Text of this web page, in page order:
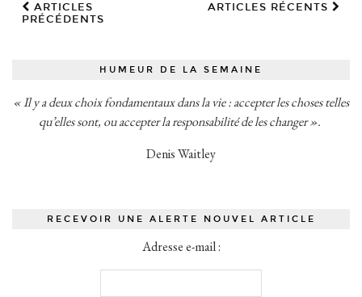
ARTICLES
PRÉCÉDENTS
ARTICLES RÉCENTS
HUMEUR DE LA SEMAINE
« Il y a deux choix fondamentaux dans la vie : accepter les choses telles
qu’elles sont, ou accepter la responsabilité de les changer ».
Denis Waitley
RECEVOIR UNE ALERTE NOUVEL ARTICLE
Adresse e-mail :